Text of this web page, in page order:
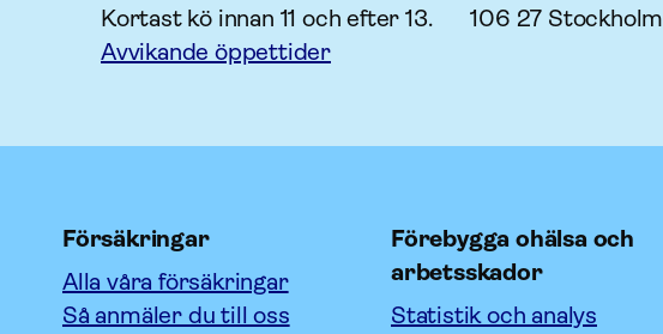
Kortast kö innan 11 och efter 13.
Avvikande öppettider
106 27 Stockholm
Försäkringar
Alla våra försäkringar
Så anmäler du till oss
Förebygga ohälsa och
arbetsskador
Statistik och analys